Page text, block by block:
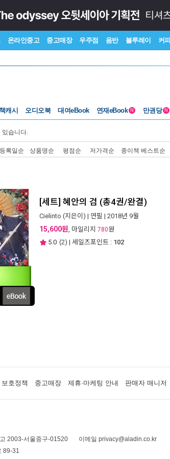
온라인중고 중고매장 우주점 음반 블루레이 커피
캐시 오디오북 대여eBook 연재eBook N 만권당 N
있습니다.
등록일순 상품명순 평점순 저가격순 종이책 베스트순
[세트] 혜안의 검 (총4권/완결)
Cielinto (지은이) | 연필 | 2018년 9월
15,600원, 마일리지 780원
5.0 (2) | 세일즈포인트 : 102
호정책 중고매장 제휴·마케팅 안내 판매자 매니저
2003-서울중구-01520
이메일 privacy@aladin.co.kr
89-31